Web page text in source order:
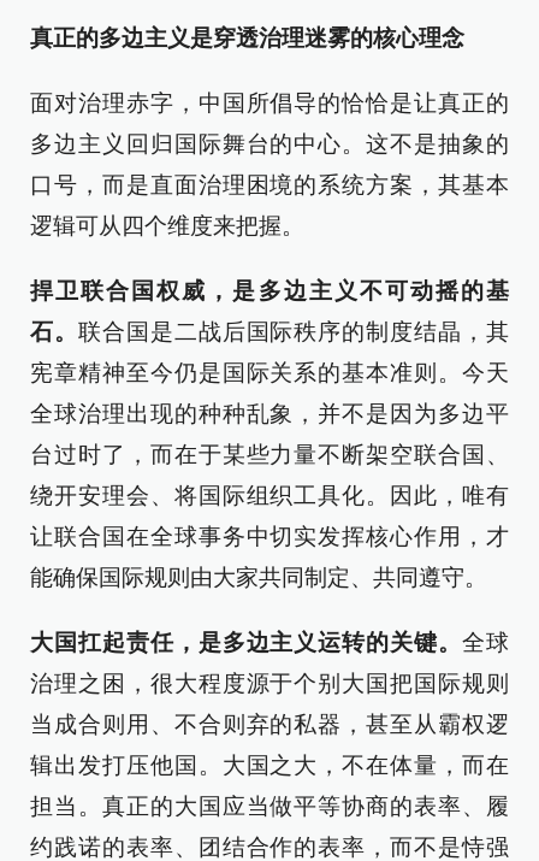
真正的多边主义是穿透治理迷雾的核心理念
面对治理赤字，中国所倡导的恰恰是让真正的
多边主义回归国际舞台的中心。这不是抽象的
口号，而是直面治理困境的系统方案，其基本
逻辑可从四个维度来把握。
捍卫联合国权威，是多边主义不可动摇的基
石。 联合国是二战后国际秩序的制度结晶，其
宪章精神至今仍是国际关系的基本准则。今天
全球治理出现的种种乱象，并不是因为多边平
台过时了，而在于某些力量不断架空联合国、
绕开安理会、将国际组织工具化。因此，唯有
让联合国在全球事务中切实发挥核心作用，才
能确保国际规则由大家共同制定、共同遵守。
大国扛起责任，是多边主义运转的关键。全球
治理之困，很大程度源于个别大国把国际规则
当成合则用、不合则弃的私器，甚至从霸权逻
辑出发打压他国。大国之大，不在体量，而在
担当。真正的大国应当做平等协商的表率、履
约践诺的表率、团结合作的表率，而不是恃强